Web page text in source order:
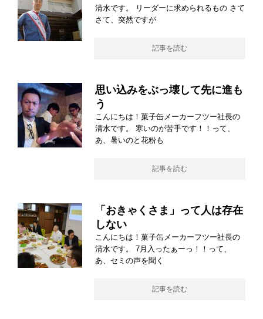
清水です。 リーダーに求められるもの さて
さて、突然ですが
記事を読む
思い込みをぶっ壊して先に進も
う
こんにちは！菓子缶メーカーフツー社長の
清水です。 寒いのが苦手です！！って、
あ、暑いのと花粉も
記事を読む
「おきゃくさま」って人は存在
しない
こんにちは！菓子缶メーカーフツー社長の
清水です。 7月入ったぁーっ！！って、
あ、セミの声を聞く
記事を読む